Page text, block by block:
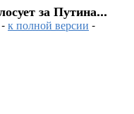
за Путина...
-к полной версии -